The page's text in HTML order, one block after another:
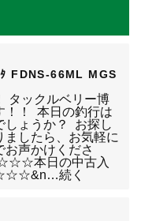
FDNS-66ML MGS
タックルベリー博
！！ 本日の釣行は
しょうか？ お探し
ましたら、お気軽に
お声かけくださ
本日の中古入
続く